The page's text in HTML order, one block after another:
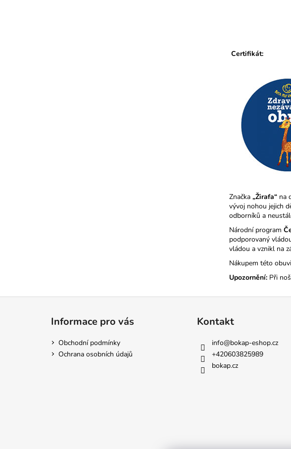
Certifikát:
Značka „Žirafa“ na
vývoj nohou jejich
odborníků a
Národní program
podporovaný
vládou a vznikl na
Nákupem této
Upozornění: Při
Informace pro vás
Obchodní podmínky
Ochrana osobních údajů
Kontakt
info@bokap-eshop.cz
+420603825989
bokap.cz